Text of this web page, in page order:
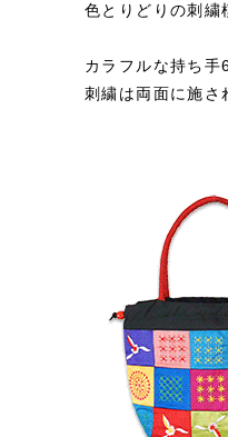
色とりどりの刺繍
カラフルな持ち手
刺繍は両面に施さ